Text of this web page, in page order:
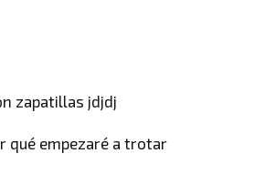
zapatillas jdjdj
qué empezaré a trotar